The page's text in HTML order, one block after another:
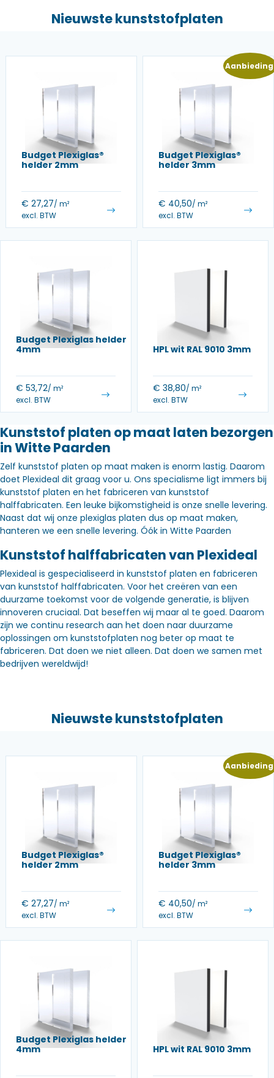
Nieuwste kunststofplaten
Budget Plexiglas®
helder 2mm
€ 27,27/ m²
excl. BTW
Budget Plexiglas®
helder 3mm
€ 40,50/ m²
excl. BTW
Budget Plexiglas helder
4mm
€ 53,72/ m²
excl. BTW
HPL wit RAL 9010 3mm
€ 38,80/ m²
excl. BTW
Kunststof platen op maat laten bezorgen
in Witte Paarden
Zelf kunststof platen op maat maken is enorm lastig. Daarom
doet Plexideal dit graag voor u. Ons specialisme ligt immers bij
kunststof platen en het fabriceren van kunststof
halffabricaten. Een leuke bijkomstigheid is onze snelle levering.
Naast dat wij onze plexiglas platen dus op maat maken,
hanteren we een snelle levering. Óók in Witte Paarden
Kunststof halffabricaten van Plexideal
Plexideal is gespecialiseerd in kunststof platen en fabriceren
van kunststof halffabricaten. Voor het creëren van een
duurzame toekomst voor de volgende generatie, is blijven
innoveren cruciaal. Dat beseffen wij maar al te goed. Daarom
zijn we continu research aan het doen naar duurzame
oplossingen om kunststofplaten nog beter op maat te
fabriceren. Dat doen we niet alleen. Dat doen we samen met
bedrijven wereldwijd!
Nieuwste kunststofplaten
Budget Plexiglas®
helder 2mm
€ 27,27/ m²
excl. BTW
Budget Plexiglas®
helder 3mm
€ 40,50/ m²
excl. BTW
Budget Plexiglas helder
4mm
HPL wit RAL 9010 3mm